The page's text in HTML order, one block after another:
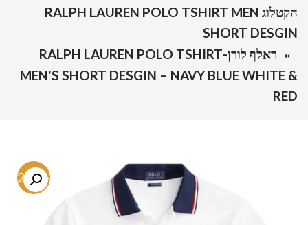
הקטלוג RALPH LAUREN POLO TSHIRT MEN
SHORT DESGIN
ראלף לורן-RALPH LAUREN POLO TSHIRT
MEN'S SHORT DESGIN – NAVY BLUE WHITE &
RED
-72.5%